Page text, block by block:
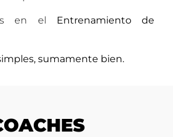
en el Entrenamiento de
sumamente bien.